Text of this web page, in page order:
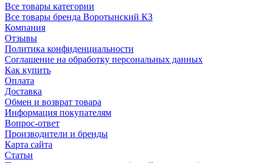
Все товары категории
Все товары бренда Воротынский КЗ
Компания
Отзывы
Политика конфиденциальности
Соглашение на обработку персональных данных
Как купить
Оплата
Доставка
Обмен и возврат товара
Информация покупателям
Вопрос-ответ
Производители и бренды
Карта сайта
Статьи